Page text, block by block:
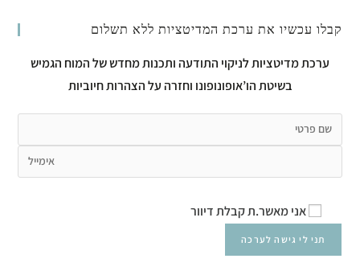
קבלו עכשיו את ערכת המדיטציות ללא תשלום
ערכת מדיטציות לניקוי התודעה ותכנות מחדש של המוח הגמיש
בשיטת הו’אופונופונו וחזרה על הצהרות חיוביות
אני מאשר.ת קבלת דיוור